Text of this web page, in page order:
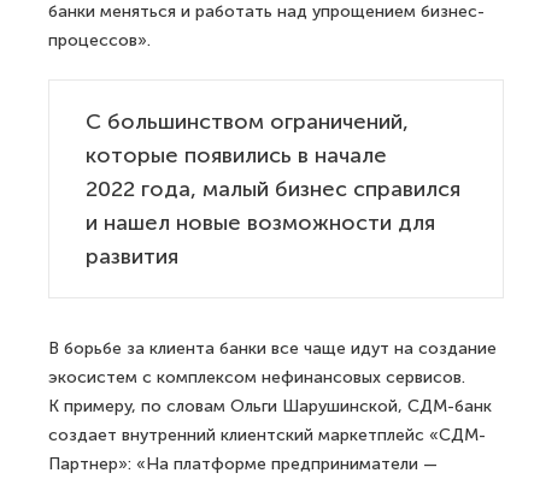
банки меняться и работать над упрощением бизнес-
процессов».
С большинством ограничений,
которые появились в начале
2022 года, малый бизнес справился
и нашел новые возможности для
развития
В борьбе за клиента банки все чаще идут на создание
экосистем с комплексом нефинансовых сервисов.
К примеру, по словам Ольги Шарушинской, СДМ-банк
создает внутренний клиентский маркетплейс «СДМ-
Партнер»: «На платформе предприниматели —